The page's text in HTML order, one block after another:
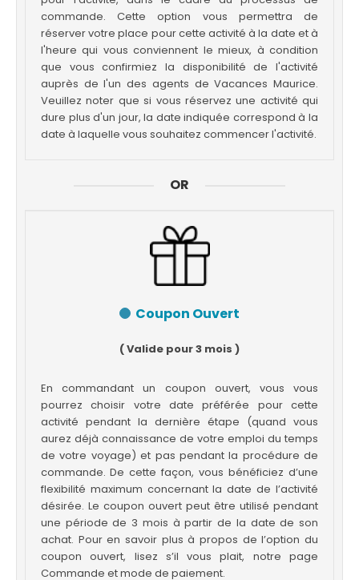
commande. Cette option vous permettra de
réserver votre place pour cette activité à la date et à
l'heure qui vous conviennent le mieux, à condition
que vous confirmiez la disponibilité de l'activité
auprès de l'un des agents de Vacances Maurice.
Veuillez noter que si vous réservez une activité qui
dure plus d'un jour, la date indiquée correspond à la
date à laquelle vous souhaitez commencer l'activité.
OR
Coupon Ouvert
( Valide pour 3 mois )
En commandant un coupon ouvert, vous vous
pourrez choisir votre date préférée pour cette
activité pendant la dernière étape (quand vous
aurez déjà connaissance de votre emploi du temps
de votre voyage) et pas pendant la procédure de
commande. De cette façon, vous bénéficiez d’une
flexibilité maximum concernant la date de l’activité
désirée. Le coupon ouvert peut être utilisé pendant
une période de 3 mois à partir de la date de son
achat. Pour en savoir plus à propos de l’option du
coupon ouvert, lisez s’il vous plait, notre page
Commande et mode de paiement.